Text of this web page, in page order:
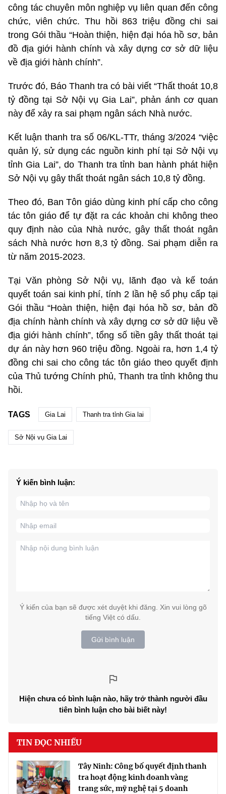
công tác chuyên môn nghiệp vụ liên quan đến công
chức, viên chức. Thu hồi 863 triệu đồng chi sai
trong Gói thầu “Hoàn thiện, hiện đại hóa hồ sơ, bản
đồ địa giới hành chính và xây dựng cơ sở dữ liệu
về địa giới hành chính”.
Trước đó, Báo Thanh tra có bài viết “Thất thoát 10,8
tỷ đồng tại Sở Nội vụ Gia Lai”, phản ánh cơ quan
này để xảy ra sai phạm ngân sách Nhà nước.
Kết luận thanh tra số 06/KL-TTr, tháng 3/2024 “việc
quản lý, sử dụng các nguồn kinh phí tại Sở Nội vụ
tỉnh Gia Lai”, do Thanh tra tỉnh ban hành phát hiện
Sở Nội vụ gây thất thoát ngân sách 10,8 tỷ đồng.
Theo đó, Ban Tôn giáo dùng kinh phí cấp cho công
tác tôn giáo để tự đặt ra các khoản chi không theo
quy định nào của Nhà nước, gây thất thoát ngân
sách Nhà nước hơn 8,3 tỷ đồng. Sai phạm diễn ra
từ năm 2015-2023.
Tại Văn phòng Sở Nội vụ, lãnh đạo và kế toán
quyết toán sai kinh phí, tính 2 lần hệ số phụ cấp tại
Gói thầu “Hoàn thiện, hiện đại hóa hồ sơ, bản đồ
địa chính hành chính và xây dựng cơ sở dữ liệu về
địa giới hành chính”, tổng số tiền gây thất thoát tại
dự án này hơn 960 triệu đồng. Ngoài ra, hơn 1,4 tỷ
đồng chi sai cho công tác tôn giáo theo quyết định
của Thủ tướng Chính phủ, Thanh tra tỉnh không thu
hồi.
TAGS Gia Lai Thanh tra tỉnh Gia lai
Sở Nội vụ Gia Lai
Ý kiến bình luận:
Ý kiến của bạn sẽ được xét duyệt khi đăng. Xin vui lòng gõ
tiếng Việt có dấu.
Gửi bình luận
Hiện chưa có bình luận nào, hãy trở thành người đầu
tiên bình luận cho bài biết này!
TIN ĐỌC NHIỀU
Tây Ninh: Công bố quyết định thanh
tra hoạt động kinh doanh vàng
trang sức, mỹ nghệ tại 5 doanh